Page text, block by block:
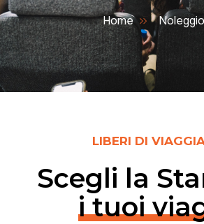
Home Noleggio
LIBERI DI
Scegli la
i tuoi